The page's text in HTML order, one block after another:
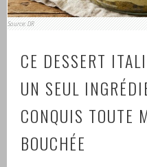
Source: DR
CE DESSERT
UN SEUL
CONQUIS TOUTE
BOUCHÉE